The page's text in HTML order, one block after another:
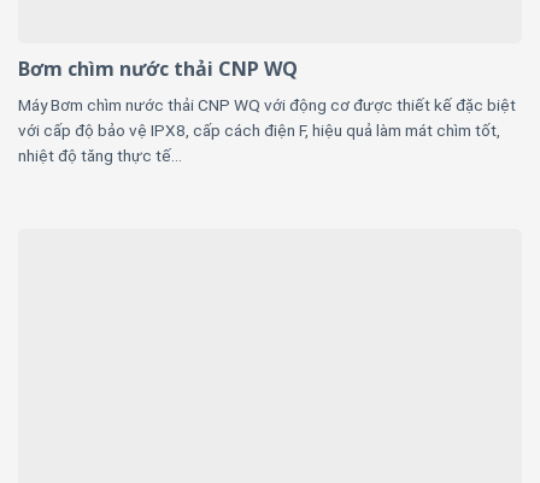
Bơm chìm nước thải CNP WQ
Máy Bơm chìm nước thải CNP WQ với động cơ được thiết kế đặc biệt
với cấp độ bảo vệ IPX8, cấp cách điện F, hiệu quả làm mát chìm tốt,
nhiệt độ tăng thực tế...